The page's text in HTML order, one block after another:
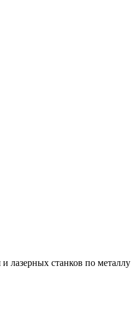
лазерных станков по металлу